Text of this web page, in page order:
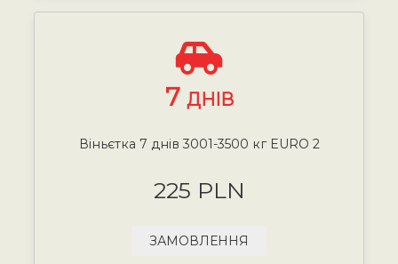
7 ДНІВ
Віньєтка 7 днів 3001-3500 кг EURO 2
225 PLN
ЗАМОВЛЕННЯ